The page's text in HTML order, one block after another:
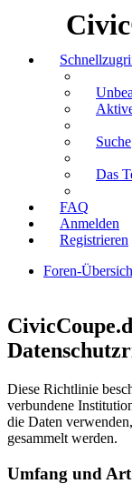
Suche
Das
FAQ
Anmelden
Registrieren
Foren-
Diese Richtlinie
verbundene
die Daten
gesammelt werden.
Umfang und Art